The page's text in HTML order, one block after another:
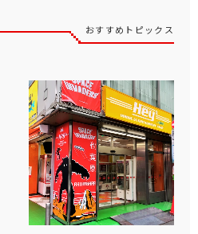
おすすめトピックス